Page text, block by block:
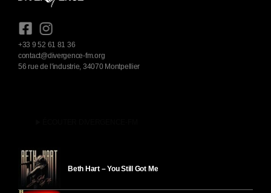
+33 9 52 61 81 36
contact@divergence-fm.org
56 rue de l'industrie, 34070 Montpellier
Beth Hart – You Still Got Me